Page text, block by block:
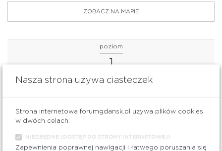
ZOBACZ NA MAPIE
poziom
1
Distance
Nasza strona używa ciasteczek
Strona internetowa forumgdansk.pl używa plików cookies
w dwóch celach:
NIEZBĘDNE (DOSTĘP DO STRONY INTERNETOWEJ)
Zapewnienia poprawnej nawigacji i łatwego poruszania się